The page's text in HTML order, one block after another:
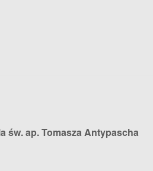
św. ap. Tomasza Antypascha